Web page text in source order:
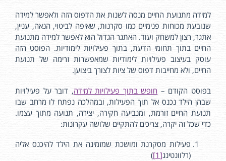
למידה מתנועת החיים מנסה לשנות את הדפוס הזה ולאפשר למידה
שנובעת מכוחות פנימיים כמו סקרנות, שאיפה לביטוי, הנאה, עניין,
אתגר, רצון למשחק ועוד. האתגר הגדול הוא לאפשר למידה מתנועת
החיים בתוך תחומי הדעת, בתוך פעילויות לימודיות. הפוסט הזה
עוסק בעיצוב פעילויות לימודיות שמאפשרות זרימה של תנועת
החיים, ולא מחייבות דפוס של ציות לצורך ביצוען.
בפוסט הקודם – חופש בתוך פעילויות למידה, דובר על פעילויות
שבהן הילד נכנס אל תוך הפעילות, ובמהלכה נפתח לו מרחב שבו
תנועת החיים זורמת, ומנביעה חקירה, יצירה, תנועה מתוך עצמו.
כדי שכל זה יקרה, צריכים להתקיים שלושה עקרונות:
פעילות מסקרנת ומושכת שמזמינה את הילד להיכנס אליה
(רלוונטינג[1]
)